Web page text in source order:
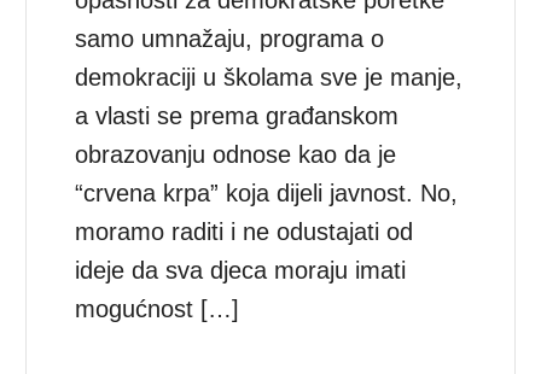
samo umnažaju, programa o
demokraciji u školama sve je manje,
a vlasti se prema građanskom
obrazovanju odnose kao da je
“crvena krpa” koja dijeli javnost. No,
moramo raditi i ne odustajati od
ideje da sva djeca moraju imati
mogućnost […]